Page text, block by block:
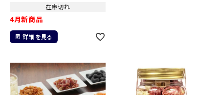
在庫切れ
4月新商品
詳細を見る